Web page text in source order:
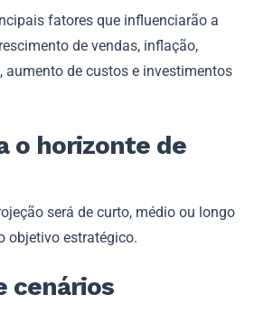
fatores que influenciarão a
de vendas, inflação,
aumento de custos e investimentos
o horizonte de
será de curto, médio ou longo
objetivo estratégico.
cenários